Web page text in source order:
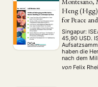
Heng
for Peace
Singapur:
45,90 USD.
haben die
nach dem
die
Singapur
von Felix